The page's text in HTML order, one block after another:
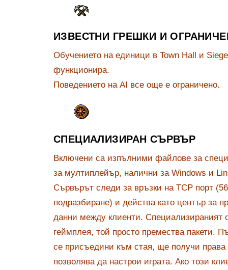
ИЗВЕСТНИ ГРЕШКИ И
Обучението на единици в Town Hall и
функционира.
Поведението на AI все още е ограничено.
СПЕЦИАЛИЗИРАН СЪРВЪР
Включени са изпълними файлове за
за мултиплейър, налични за Windows и
Сървърът следи за връзки на TCP порт
подразбиране) и действа като център за
данни между клиенти. Специализираният
геймплея, той просто премества пакети.
се присъедини към стая, ще получи права
позволява да настрои играта. Ако този